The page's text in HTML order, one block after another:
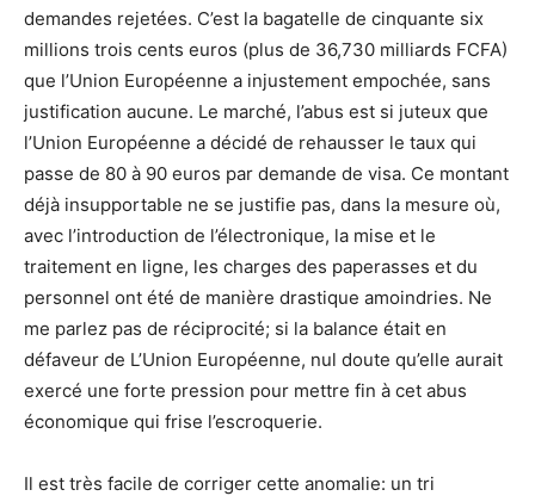
demandes rejetées. C’est la bagatelle de cinquante six
millions trois cents euros (plus de 36,730 milliards FCFA)
que l’Union Européenne a injustement empochée, sans
justification aucune. Le marché, l’abus est si juteux que
l’Union Européenne a décidé de rehausser le taux qui
passe de 80 à 90 euros par demande de visa. Ce montant
déjà insupportable ne se justifie pas, dans la mesure où,
avec l’introduction de l’électronique, la mise et le
traitement en ligne, les charges des paperasses et du
personnel ont été de manière drastique amoindries. Ne
me parlez pas de réciprocité; si la balance était en
défaveur de L’Union Européenne, nul doute qu’elle aurait
exercé une forte pression pour mettre fin à cet abus
économique qui frise l’escroquerie.
Il est très facile de corriger cette anomalie: un tri